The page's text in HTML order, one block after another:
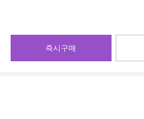
즉시구매